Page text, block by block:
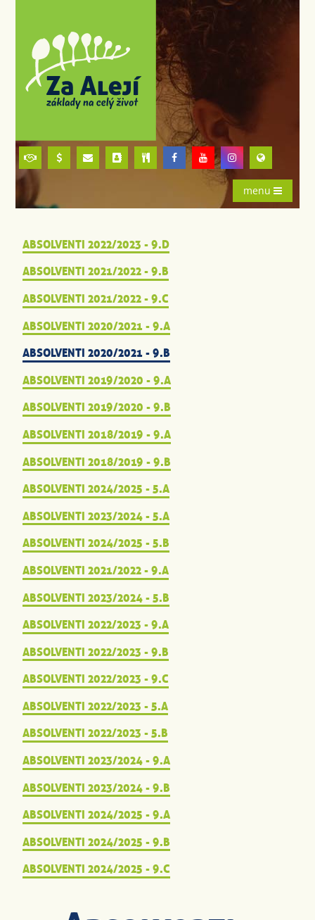
menu
ABSOLVENTI 2022/2023 - 9.D
ABSOLVENTI 2021/2022 - 9.B
ABSOLVENTI 2021/2022 - 9.C
ABSOLVENTI 2020/2021 - 9.A
ABSOLVENTI 2020/2021 - 9.B
ABSOLVENTI 2019/2020 - 9.A
ABSOLVENTI 2019/2020 - 9.B
ABSOLVENTI 2018/2019 - 9.A
ABSOLVENTI 2018/2019 - 9.B
ABSOLVENTI 2024/2025 - 5.A
ABSOLVENTI 2023/2024 - 5.A
ABSOLVENTI 2024/2025 - 5.B
ABSOLVENTI 2021/2022 - 9.A
ABSOLVENTI 2023/2024 - 5.B
ABSOLVENTI 2022/2023 - 9.A
ABSOLVENTI 2022/2023 - 9.B
ABSOLVENTI 2022/2023 - 9.C
ABSOLVENTI 2022/2023 - 5.A
ABSOLVENTI 2022/2023 - 5.B
ABSOLVENTI 2023/2024 - 9.A
ABSOLVENTI 2023/2024 - 9.B
ABSOLVENTI 2024/2025 - 9.A
ABSOLVENTI 2024/2025 - 9.B
ABSOLVENTI 2024/2025 - 9.C